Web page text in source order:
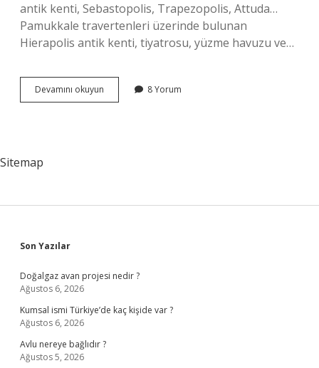
antik kenti, Sebastopolis, Trapezopolis, Attuda…
Pamukkale travertenleri üzerinde bulunan
Hierapolis antik kenti, tiyatrosu, yüzme havuzu ve…
Devamını okuyun
Ilinin
8 Yorum
Sitemap
Sidebar
Son Yazılar
Doğalgaz avan projesi nedir ?
Ağustos 6, 2026
Kumsal ismi Türkiye’de kaç kişide var ?
Ağustos 6, 2026
Avlu nereye bağlıdır ?
Ağustos 5, 2026